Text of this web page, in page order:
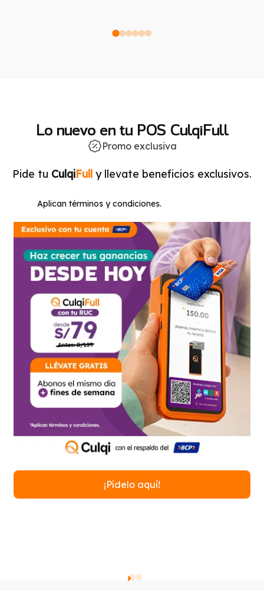
Lo nuevo en tu POS CulqiFull
Promo exclusiva
Pide tu CulqiFull y llevate beneficios exclusivos.
Aplican términos y condiciones.
¡Pídelo aquí!